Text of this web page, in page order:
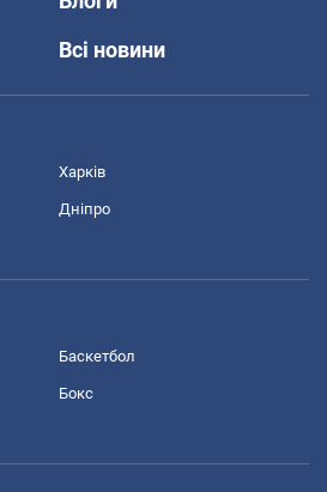
Всі новини
Харків
Дніпро
Баскетбол
Бокс